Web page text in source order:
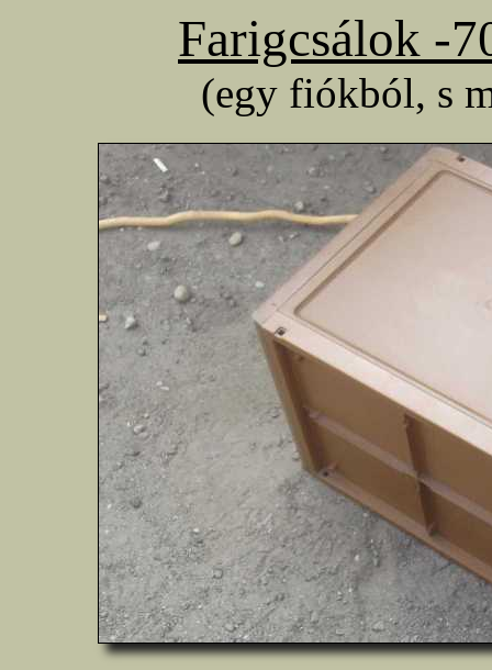
Farigcsálok -
(egy fiókból, s